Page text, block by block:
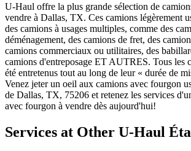
U-Haul offre la plus grande sélection de
vendre à Dallas, TX. Ces camions légèrement
des camions à usages multiples, comme des
déménagement, des camions de fret, des
camions commerciaux ou utilitaires, des
camions d'entreposage ET AUTRES. Tous les
été entretenus tout au long de leur « durée de
Venez jeter un oeil aux camions avec fourgon
de Dallas, TX, 75206 et retenez les services
avec fourgon à vendre dès aujourd'hui!
Services at Other U-Haul